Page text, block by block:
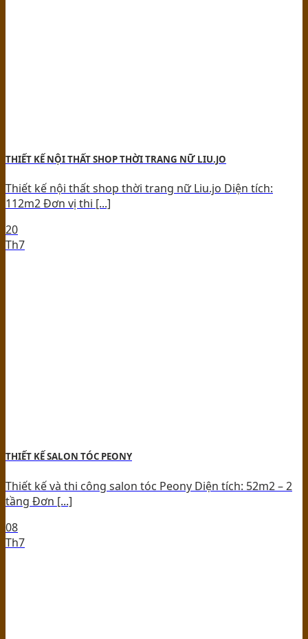
THIẾT KẾ NỘI THẤT SHOP THỜI TRANG NỮ LIU.JO
Thiết kế nội thất shop thời trang nữ Liu.jo Diện tích:
112m2 Đơn vị thi [...]
20
Th7
THIẾT KẾ SALON TÓC PEONY
Thiết kế và thi công salon tóc Peony Diện tích: 52m2 – 2
tầng Đơn [...]
08
Th7